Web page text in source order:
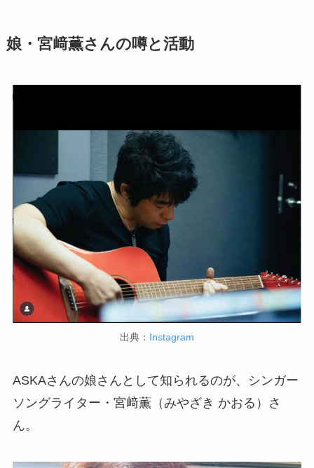
娘・宮﨑薫さんの噂と活動
出典： Instagram
ASKAさんの娘さんとして知られるのが、シンガー
ソングライター・宮﨑薫（みやざき かおる）さ
ん。